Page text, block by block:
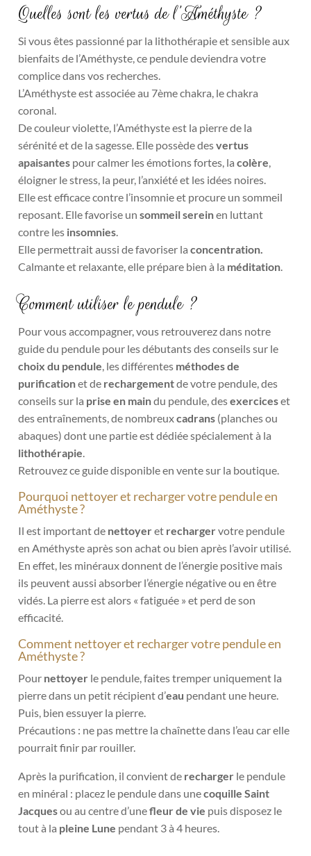
Quelles sont les vertus de l’Améthyste ?
Si vous êtes passionné par la lithothérapie et sensible aux
bienfaits de l’Améthyste, ce pendule deviendra votre
complice dans vos recherches.
L’Améthyste est associée au 7ème chakra, le chakra
coronal.
De couleur violette, l’Améthyste est la pierre de la
sérénité et de la sagesse. Elle possède desvertus
apaisantes pour calmer les émotions fortes, lacolère
éloigner le stress, la peur, l’anxiété et les idées noires.
Elle est efficace contre l’insomnie et procure un sommeil
reposant. Elle favorise unsommeil sereinen luttant
contre les insomnies
Elle permettrait aussi de favoriser laconcentration.
Calmante et relaxante, elle prépare bien à la méditation
Comment utiliser le pendule ?
Pour vous accompagner, vous retrouverez dans notre
guide du pendule pour les débutantsdes conseils sur le
choix du pendule , les différentes méthodes de
purificationet de rechargementde votre pendule, des
conseils sur la prise en maindu pendule, desexerciceset
des entraînements, de nombreuxcadrans (planches ou
abaques) dont une partie est dédiée spécialement à la
lithothérapie
Retrouvez ce guide disponible en vente sur la boutique.
Pourquoi nettoyer et recharger votre pendule en
Améthyste ?
Il est important de nettoyeret rechargervotre pendule
en Améthyste après son achat ou bien après l’avoir utilisé.
En effet, les minéraux donnent de l’énergie positive mais
ils peuvent aussi absorber l’énergie négative ou en être
vidés. La pierre est alors « fatiguée » et perd de son
efficacité.
Comment nettoyer et recharger votre pendule en
Améthyste ?
Pour nettoyer le pendule, faites tremper uniquement la
pierre dans un petit récipient d’eau pendant une heure.
Puis, bien essuyer la pierre.
Précautions : ne pas mettre la chaînette dans l’eau car elle
pourrait finir par rouiller.
Après la purification, il convient de recharger le pendule
en minéral : placez le pendule dans unecoquille Saint
Jacquesou au centre d’unefleur de vie puis disposez le
tout à la pleine Lune pendant 3 à 4 heures.